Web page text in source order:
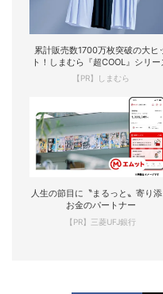
累計販売数1700万枚突破の大ヒ
ト！しまむら『超COOL』シリー
【PR】しまむら
人生の節目に〝まるっと〟寄り添
お金のパートナー
【PR】三菱UFJ銀行